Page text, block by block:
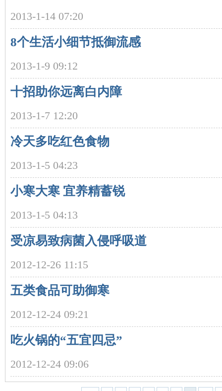
2013-1-14 07:20
8个生活小细节抵御流感
2013-1-9 09:12
十招助你远离白内障
2013-1-7 12:20
冷天多吃红色食物
2013-1-5 04:23
小寒大寒 宜养精蓄锐
2013-1-5 04:13
受凉易致病菌入侵呼吸道
2012-12-26 11:15
五类食品可助御寒
2012-12-24 09:21
吃火锅的“五宜四忌”
2012-12-24 09:06